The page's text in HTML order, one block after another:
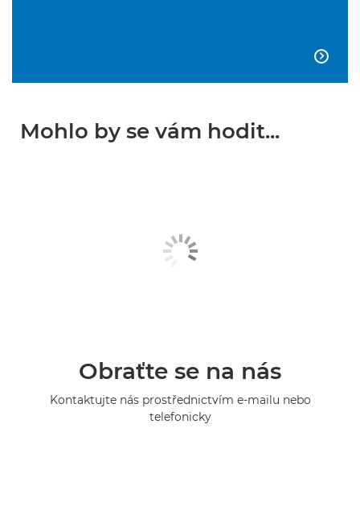

Mohlo by se vám hodit...
Obraťte se na nás
Kontaktujte nás prostřednictvím e-mailu nebo
telefonicky